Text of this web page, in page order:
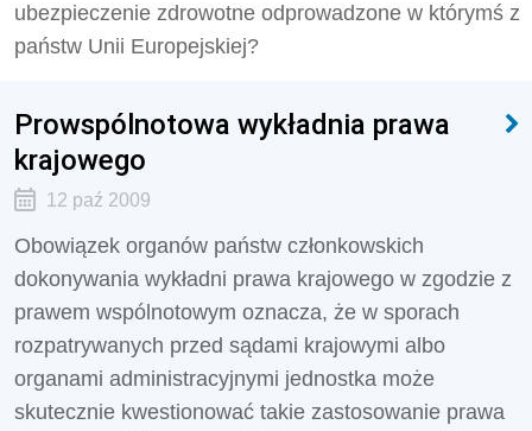
ubezpieczenie zdrowotne odprowadzone w którymś z
państw Unii Europejskiej?
Prowspólnotowa wykładnia prawa
krajowego
12 paź 2009
Obowiązek organów państw członkowskich
dokonywania wykładni prawa krajowego w zgodzie z
prawem wspólnotowym oznacza, że w sporach
rozpatrywanych przed sądami krajowymi albo
organami administracyjnymi jednostka może
skutecznie kwestionować takie zastosowanie prawa